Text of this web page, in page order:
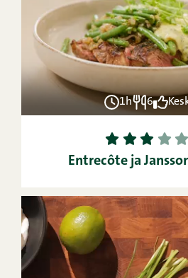
1h 6
1 2 3 4 5
Entrecôte ja